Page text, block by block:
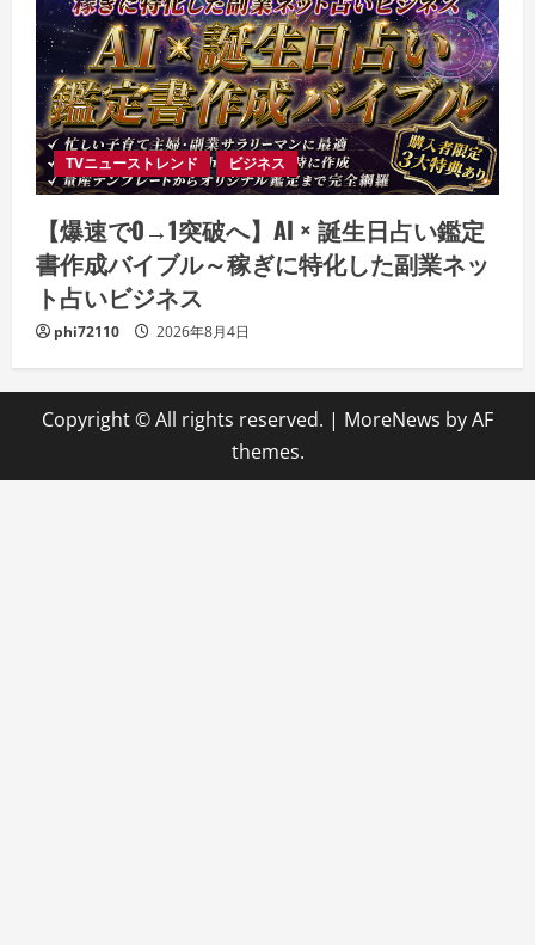
TVニューストレンド ビジネス
【爆速で0→1突破へ】AI × 誕生日占い鑑定
書作成バイブル～稼ぎに特化した副業ネッ
ト占いビジネス
phi72110 2026年8月4日
Copyright © All rights reserved. | MoreNews by AF
themes.